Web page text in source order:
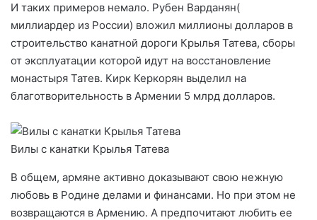
И таких примеров немало. Рубен Варданян(
миллиардер из России) вложил миллионы долларов в
строительство канатной дороги Крылья Татева, сборы
от эксплуатации которой идут на восстановление
монастыря Татев. Кирк Керкорян выделил на
благотворительность в Армении 5 млрд долларов.
Вилы с канатки Крылья Татева
В общем, армяне активно доказывают свою нежную
любовь в Родине делами и финансами. Но при этом не
возвращаются в Армению. А предпочитают любить ее